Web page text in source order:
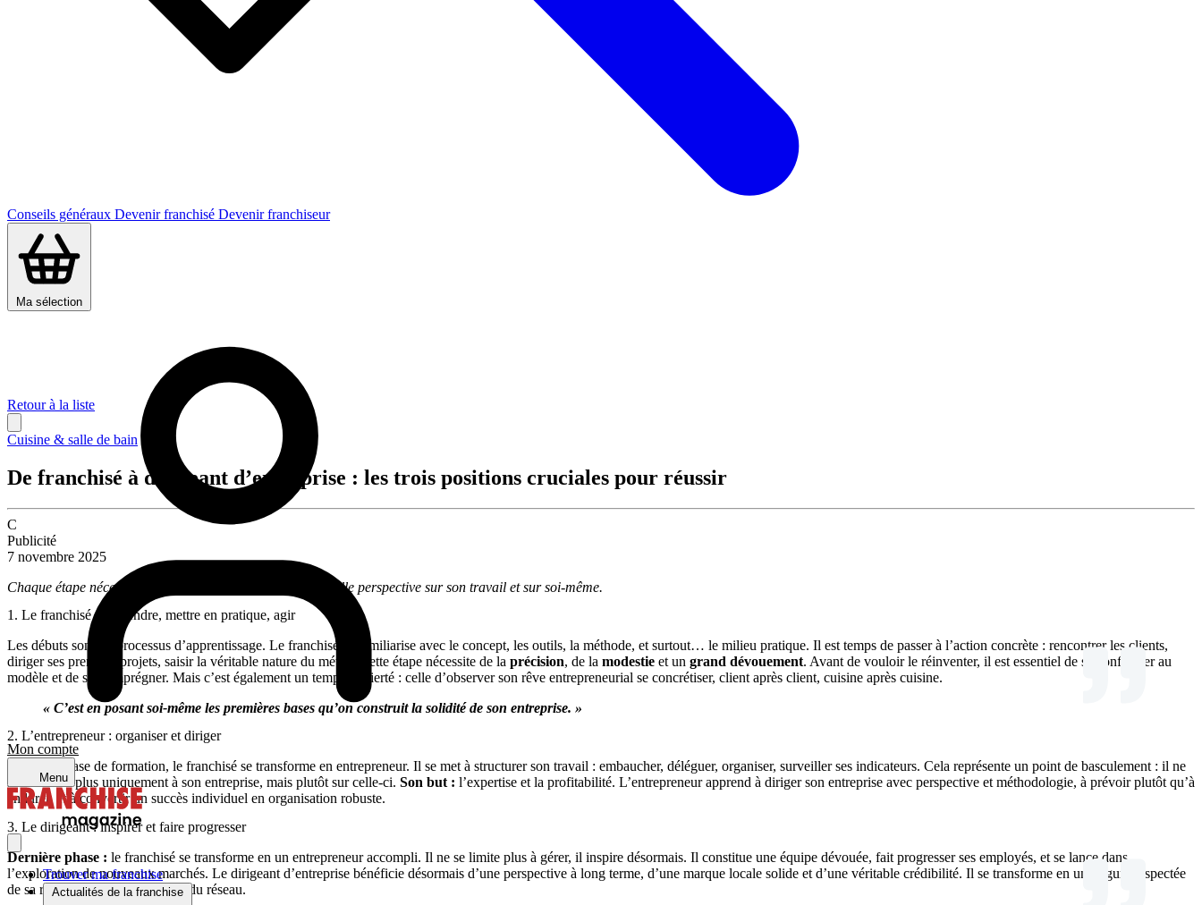
Conseils généraux Devenir franchisé Devenir franchiseur
Ma sélection
Mon compte
Menu
Trouver ma franchise
Actualités de la franchise
Retour à la liste
Cuisine & salle de bain
De franchisé à dirigeant d’entreprise : les trois positions cruciales pour réussir
C
Publicité
7 novembre 2025
Chaque étape nécessite une approche différente, une nouvelle perspective sur son travail et sur soi-même.
1. Le franchisé : apprendre, mettre en pratique, agir
Les débuts sont un processus d’apprentissage. Le franchisé se familiarise avec le concept, les outils, la méthode, et surtout… le milieu pratique. Il est temps de passer à l’action concrète : rencontrer les clients,
diriger ses premiers projets, saisir la véritable nature du métier. Cette étape nécessite de la précision, de la modestie et un grand dévouement. Avant de vouloir le réinventer, il est essentiel de se conformer au
modèle et de s’en imprégner. Mais c’est également un temps de fierté : celle d’observer son rêve entrepreneurial se concrétiser, client après client, cuisine après cuisine.
« C’est en posant soi-même les premières bases qu’on construit la solidité de son entreprise. »
2. L’entrepreneur : organiser et diriger
Après la phase de formation, le franchisé se transforme en entrepreneur. Il se met à structurer son travail : embaucher, déléguer, organiser, surveiller ses indicateurs. Cela représente un point de basculement : il ne
se consacre plus uniquement à son entreprise, mais plutôt sur celle-ci. Son but : l’expertise et la profitabilité. L’entrepreneur apprend à diriger son entreprise avec perspective et méthodologie, à prévoir plutôt qu’à
endurer, et à convertir un succès individuel en organisation robuste.
3. Le dirigeant : inspirer et faire progresser
Dernière phase : le franchisé se transforme en un entrepreneur accompli. Il ne se limite plus à gérer, il inspire désormais. Il constitue une équipe dévouée, fait progresser ses employés, et se lance dans
l’exploration de nouveaux marchés. Le dirigeant d’entreprise bénéficie désormais d’une perspective à long terme, d’une marque locale solide et d’une véritable crédibilité. Il se transforme en une figure respectée
de sa région et en un promoteur du réseau.